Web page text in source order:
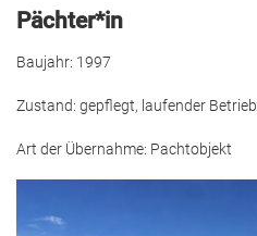
Pächter*in
Baujahr: 1997
Zustand: gepflegt, laufender Betrieb
Art der Übernahme: Pachtobjekt